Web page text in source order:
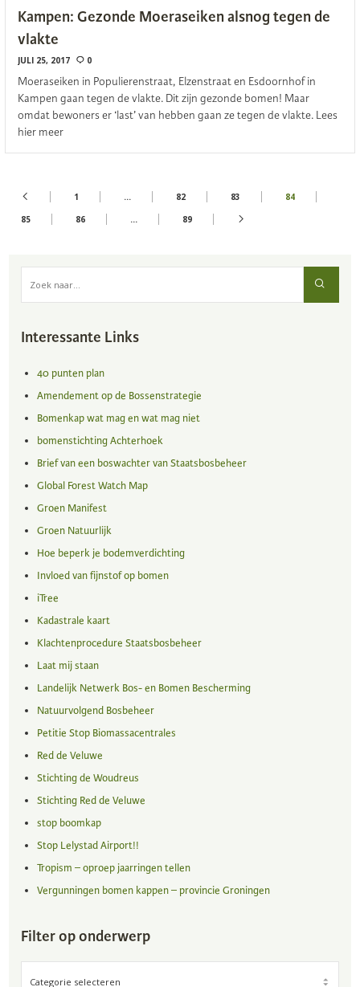
Kampen: Gezonde Moeraseiken alsnog tegen de
vlakte
JULI 25, 2017 0
Moeraseiken in Populierenstraat, Elzenstraat en Esdoornhof in
Kampen gaan tegen de vlakte. Dit zijn gezonde bomen! Maar
omdat bewoners er ‘last’ van hebben gaan ze tegen de vlakte. Lees
hier meer
1 … 82 83
84
85
86 … 89
Interessante Links
40 punten plan
Amendement op de Bossenstrategie
Bomenkap wat mag en wat mag niet
bomenstichting Achterhoek
Brief van een boswachter van Staatsbosbeheer
Global Forest Watch Map
Groen Manifest
Groen Natuurlijk
Hoe beperk je bodemverdichting
Invloed van fijnstof op bomen
iTree
Kadastrale kaart
Klachtenprocedure Staatsbosbeheer
Laat mij staan
Landelijk Netwerk Bos- en Bomen Bescherming
Natuurvolgend Bosbeheer
Petitie Stop Biomassacentrales
Red de Veluwe
Stichting de Woudreus
Stichting Red de Veluwe
stop boomkap
Stop Lelystad Airport!!
Tropism – oproep jaarringen tellen
Vergunningen bomen kappen – provincie Groningen
Filter op onderwerp
FILTER